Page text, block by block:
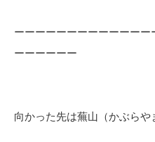
ーーーーーーーーーーーー
ーーーーーー
向かった先は蕪山（かぶらや